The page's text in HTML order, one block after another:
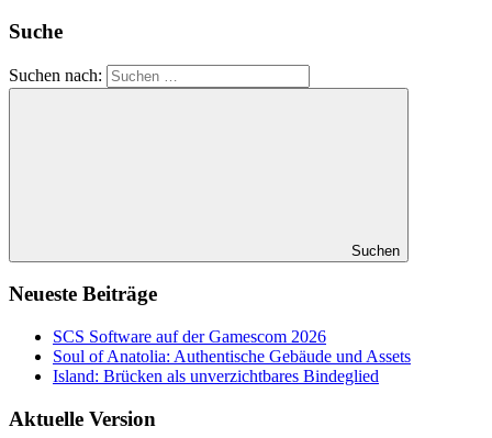
Suche
Suchen nach:
Suchen
Neueste Beiträge
SCS Software auf der Gamescom 2026
Soul of Anatolia: Authentische Gebäude und Assets
Island: Brücken als unverzichtbares Bindeglied
Aktuelle Version